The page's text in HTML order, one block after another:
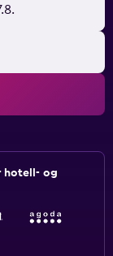
hotell- og